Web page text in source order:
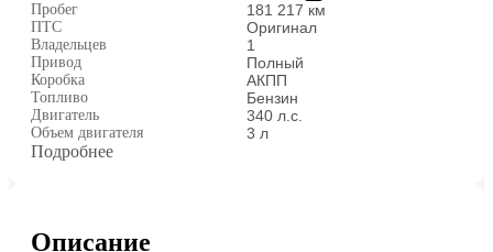
Пробег 181 217 км
ПТС Оригинал
Владельцев 1
Привод Полный
Коробка АКПП
Топливо Бензин
Двигатель 340 л.с.
Объем двигателя 3 л
Подробнее
Описание